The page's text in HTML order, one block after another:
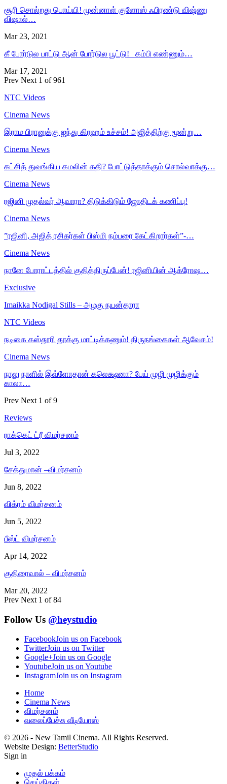
சூரி சொல்றது பொய்யி! முன்னாள் குளோஸ் ஃபிரண்டு விஷ்ணு
விஷால்…
Mar 23, 2021
கீ போர்டுல பாட்டு ஆன் போர்டுல பூட்டு! கம்பி எண்ணும்…
Mar 17, 2021
Prev Next 1 of 961
NTC Videos
Cinema News
இராம பிரானுக்கு ஐந்து கிரஹம் உச்சம்! அஜித்திற்கு மூன்று…
Cinema News
கட்சித் துவங்கிய கமலின் கதி? போட்டுத்தாக்கும் சொல்வாக்கு…
Cinema News
ரஜினி முதல்வர் ஆவாரா? திடுக்கிடும் ஜோதிடக் கணிப்பு!
Cinema News
”ரஜினி, அஜித் ரசிகர்கள் பிஸ்மி நம்பரை கேட்கிறார்கள்”-…
Cinema News
நானே போராட்டத்தில் குதித்திருப்பேன்! ரஜினியின் ஆக்ரோஷ…
Exclusive
Imaikka Nodigal Stills – அழகு நயன்தாரா
NTC Videos
நடிகை கஸ்தூரி தூக்கு மாட்டிக்கணும்! திருநங்கைகள் ஆவேசம்!
Cinema News
நாலு நாளில் இவ்ளோதான் கலெக்ஷனா? பேய் முழி முழிக்கும்
காலா…
Prev Next 1 of 9
Reviews
ராக்கெட் ட்ரீ விமர்சனம்
Jul 3, 2022
சேத்துமான் –விமர்சனம்
Jun 8, 2022
விக்ரம் விமர்சனம்
Jun 5, 2022
பீஸ்ட் விமர்சனம்
Apr 14, 2022
குதிரைவால் – விமர்சனம்
Mar 20, 2022
Prev Next 1 of 84
Follow Us @heystudio
FacebookJoin us on Facebook
TwitterJoin us on Twitter
Google+Join us on Google
YoutubeJoin us on Youtube
InstagramJoin us on Instagram
Home
Cinema News
விமர்சனம்
வலைப்பேச்சு வீடியோஸ்
© 2026 - New Tamil Cinema. All Rights Reserved.
Website Design: BetterStudio
Sign in
முதல் பக்கம்